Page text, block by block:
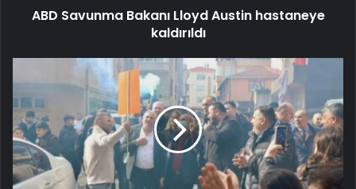
ABD Savunma Bakanı Lloyd Austin hastaneye
kaldırıldı